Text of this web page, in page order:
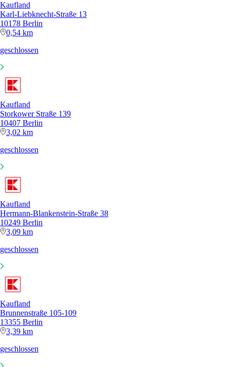
Kaufland
Karl-Liebknecht-Straße 13
10178 Berlin
0,54 km
geschlossen
Kaufland
Storkower Straße 139
10407 Berlin
3,02 km
geschlossen
Kaufland
Hermann-Blankenstein-Straße 38
10249 Berlin
3,09 km
geschlossen
Kaufland
Brunnenstraße 105-109
13355 Berlin
3,39 km
geschlossen